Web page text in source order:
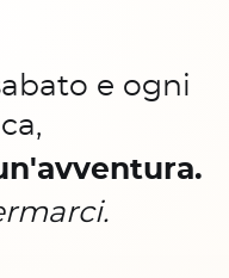
e ogni